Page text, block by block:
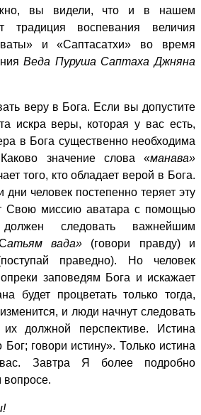
вы видели, что и в нашем
традиция воспевания величия
и «Саптасатхи» во время
Веда Пуруша Саптаха Джняна
веру в Бога. Если вы допустите
искра веры, которая у вас есть,
в Бога существенно необходима
значение слова «манава»
того, кто обладает верой в Бога.
человек постепенно теряет эту
Свою миссию аватара с помощью
следовать важнейшим
атьям вада» (говори правду) и
праведно). Но человек
заповедям Бога и искажает
будет процветать только тогда,
и люди начнут следовать
должной перспективе. Истина
говори истину». Только истина
Завтра Я более подробно
вопросе.